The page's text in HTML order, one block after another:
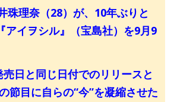
珠理奈（28）が、10年ぶりと
アイヲシル』（宝島社）を9月9
日と同じ日付でのリリースと
節目に自らの“今”を凝縮させた